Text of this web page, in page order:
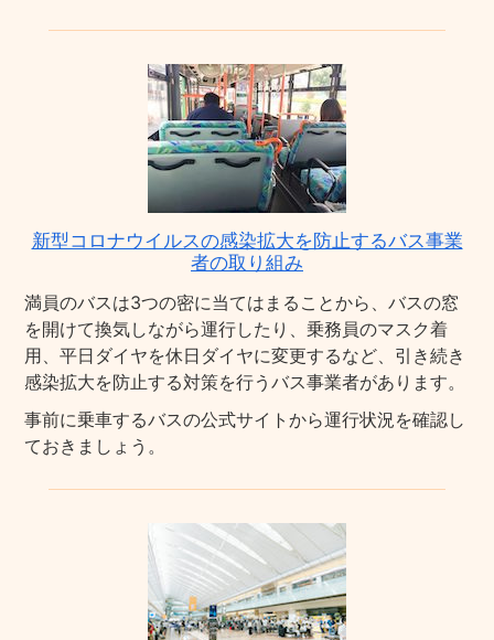
新型コロナウイルスの感染拡大を防止するバス事業
者の取り組み
満員のバスは3つの密に当てはまることから、バスの窓
を開けて換気しながら運行したり、乗務員のマスク着
用、平日ダイヤを休日ダイヤに変更するなど、引き続き
感染拡大を防止する対策を行うバス事業者があります。
事前に乗車するバスの公式サイトから運行状況を確認し
ておきましょう。